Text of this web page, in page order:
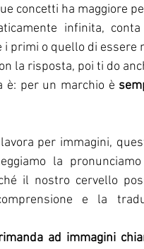
concetti ha maggiore
infinita,
i primi o quello di essere
la risposta, poi ti do
è: per un marchio è
per immagini,
la
il nostro cervello
e la
ad immagini